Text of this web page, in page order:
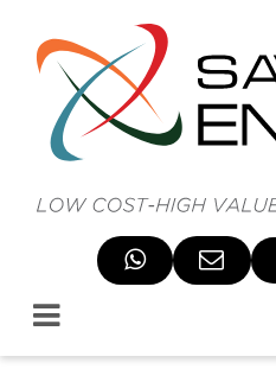
Skip to Content